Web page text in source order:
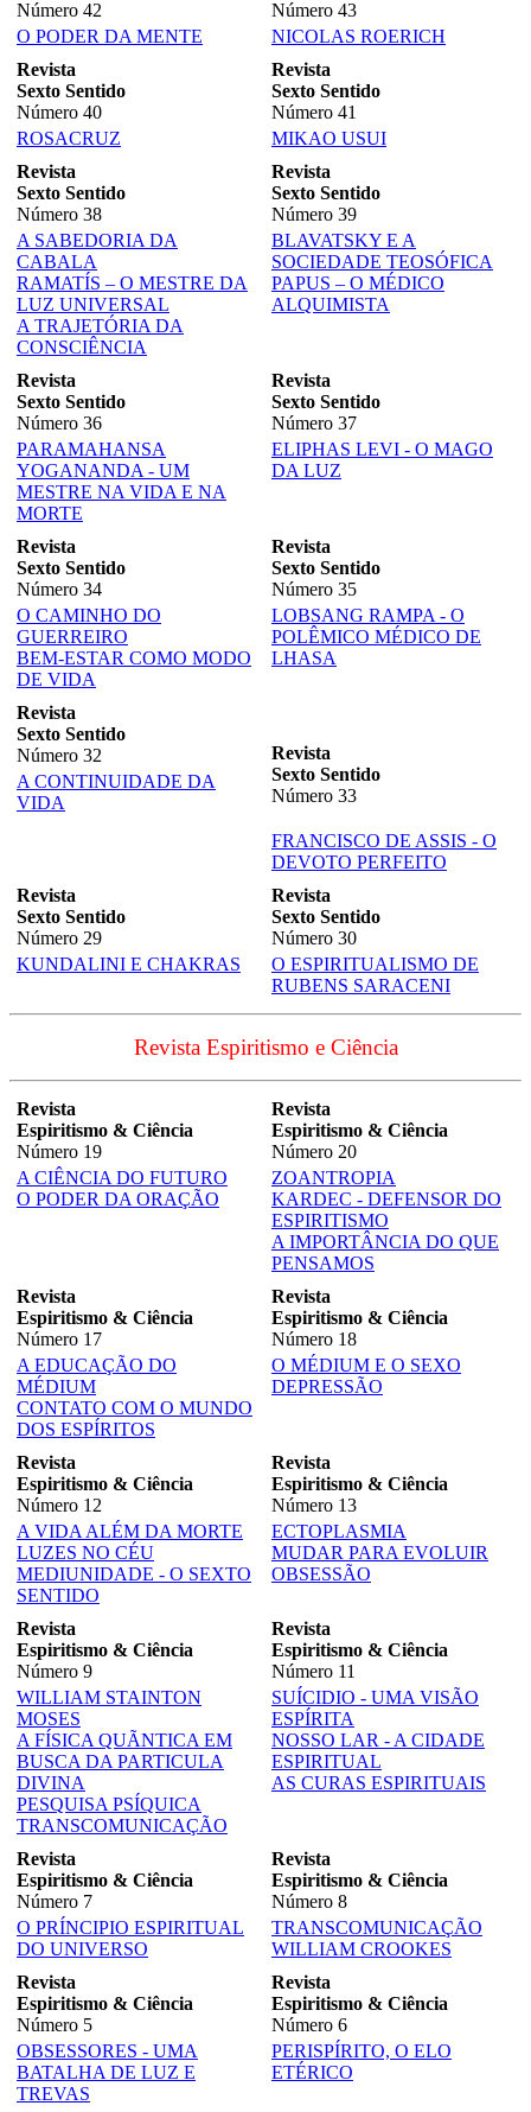
Número 42
O PODER DA MENTE
Número 43
NICOLAS ROERICH
Revista
Sexto Sentido
Número 40
ROSACRUZ
Revista
Sexto Sentido
Número 41
MIKAO USUI
Revista
Sexto Sentido
Número 38
A SABEDORIA DA
CABALA
RAMATÍS – O MESTRE DA
LUZ UNIVERSAL
A TRAJETÓRIA DA
CONSCIÊNCIA
Revista
Sexto Sentido
Número 39
BLAVATSKY E A
SOCIEDADE TEOSÓFICA
PAPUS – O MÉDICO
ALQUIMISTA
Revista
Sexto Sentido
Número 36
PARAMAHANSA
YOGANANDA - UM
MESTRE NA VIDA E NA
MORTE
Revista
Sexto Sentido
Número 37
ELIPHAS LEVI - O MAGO
DA LUZ
Revista
Sexto Sentido
Número 34
O CAMINHO DO
GUERREIRO
BEM-ESTAR COMO MODO
DE VIDA
Revista
Sexto Sentido
Número 35
LOBSANG RAMPA - O
POLÊMICO MÉDICO DE
LHASA
Revista
Sexto Sentido
Número 32
A CONTINUIDADE DA
VIDA
Revista
Sexto Sentido
Número 33
FRANCISCO DE ASSIS - O
DEVOTO PERFEITO
Revista
Sexto Sentido
Número 29
KUNDALINI E CHAKRAS
Revista
Sexto Sentido
Número 30
O ESPIRITUALISMO DE
RUBENS SARACENI
Revista Espiritismo e Ciência
Revista
Espiritismo & Ciência
Número 19
A CIÊNCIA DO FUTURO
O PODER DA ORAÇÃO
Revista
Espiritismo & Ciência
Número 20
ZOANTROPIA
KARDEC - DEFENSOR DO
ESPIRITISMO
A IMPORTÂNCIA DO QUE
PENSAMOS
Revista
Espiritismo & Ciência
Número 17
A EDUCAÇÃO DO
MÉDIUM
CONTATO COM O MUNDO
DOS ESPÍRITOS
Revista
Espiritismo & Ciência
Número 18
O MÉDIUM E O SEXO
DEPRESSÃO
Revista
Espiritismo & Ciência
Número 12
A VIDA ALÉM DA MORTE
LUZES NO CÉU
MEDIUNIDADE - O SEXTO
SENTIDO
Revista
Espiritismo & Ciência
Número 13
ECTOPLASMIA
MUDAR PARA EVOLUIR
OBSESSÃO
Revista
Espiritismo & Ciência
Número 9
WILLIAM STAINTON
MOSES
A FÍSICA QUÃNTICA EM
BUSCA DA PARTICULA
DIVINA
PESQUISA PSÍQUICA
TRANSCOMUNICAÇÃO
Revista
Espiritismo & Ciência
Número 11
SUÍCIDIO - UMA VISÃO
ESPÍRITA
NOSSO LAR - A CIDADE
ESPIRITUAL
AS CURAS ESPIRITUAIS
Revista
Espiritismo & Ciência
Número 7
O PRÍNCIPIO ESPIRITUAL
DO UNIVERSO
Revista
Espiritismo & Ciência
Número 8
TRANSCOMUNICAÇÃO
WILLIAM CROOKES
Revista
Espiritismo & Ciência
Número 5
OBSESSORES - UMA
BATALHA DE LUZ E
TREVAS
Revista
Espiritismo & Ciência
Número 6
PERISPÍRITO, O ELO
ETÉRICO